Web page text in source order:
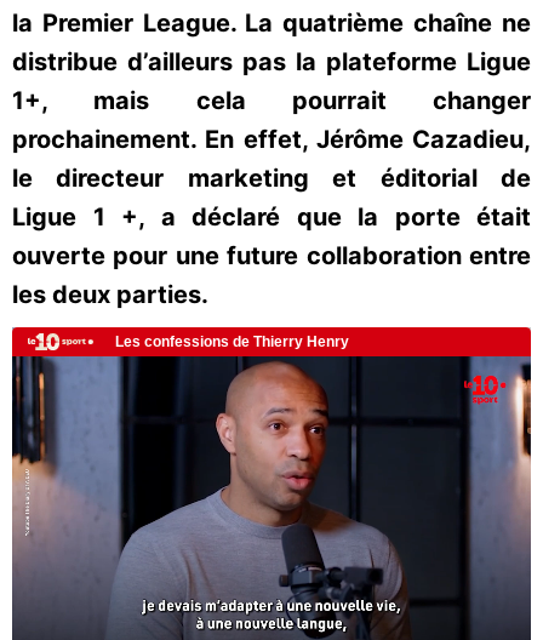
la Premier League. La quatrième chaîne ne
distribue d’ailleurs pas la plateforme Ligue
1+, mais cela pourrait changer
prochainement. En effet, Jérôme Cazadieu,
le directeur marketing et éditorial de
Ligue 1 +, a déclaré que la porte était
ouverte pour une future collaboration entre
les deux parties.